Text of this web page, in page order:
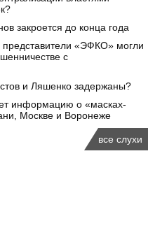
закроется до конца года
«ЭФКО» могли
с
и Ляшенко задержаны?
информацию о «масках-
Москве и Воронеже
все слухи